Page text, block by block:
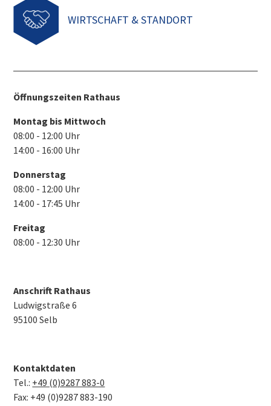
WIRTSCHAFT & STANDORT
Öffnungszeiten Rathaus
Montag bis Mittwoch
08:00 - 12:00 Uhr
14:00 - 16:00 Uhr
Donnerstag
08:00 - 12:00 Uhr
14:00 - 17:45 Uhr
Freitag
08:00 - 12:30 Uhr
Anschrift Rathaus
Ludwigstraße 6
95100 Selb
Kontaktdaten
Tel.: +49 (0)9287 883-0
Fax: +49 (0)9287 883-190